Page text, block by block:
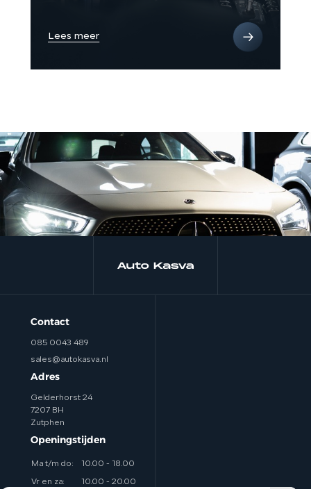
Lees meer
Contact
085 0043 489
sales@autokasva.nl
Adres
Gelderhorst 24
7207 BH
Zutphen
Openingstijden
Ma t/m do: 10.00 - 18.00
Vr en za: 10.00 - 20.00